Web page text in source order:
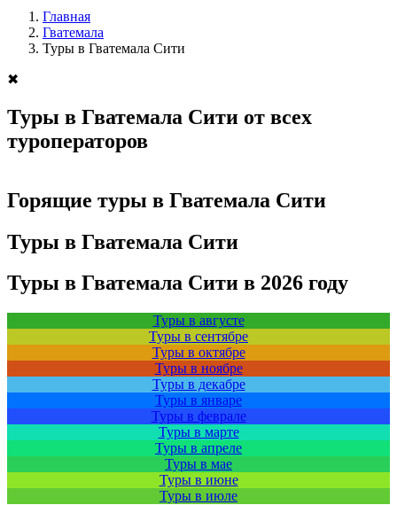
Главная
Гватемала
Туры в Гватемала Сити
✖
Туры в Гватемала Сити от всех
туроператоров
Горящие туры в Гватемала Сити
Туры в Гватемала Сити
Туры в Гватемала Сити в 2026 году
Туры в августе
Туры в сентябре
Туры в октябре
Туры в ноябре
Туры в декабре
Туры в январе
Туры в феврале
Туры в марте
Туры в апреле
Туры в мае
Туры в июне
Туры в июле